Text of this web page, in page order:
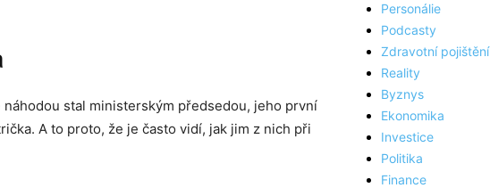
stal ministerským předsedou, jeho první
A to proto, že je často vidí, jak jim z nich při
Personálie
Podcasty
Zdravotní pojištění
Reality
Byznys
Ekonomika
Investice
Politika
Finance